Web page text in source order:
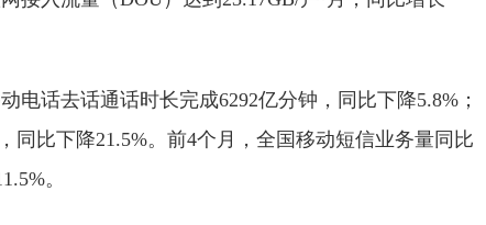
电话去话通话时长完成6292亿分钟，同比下降5.8%；
同比下降21.5%。前4个月，全国移动短信业务量同比
。